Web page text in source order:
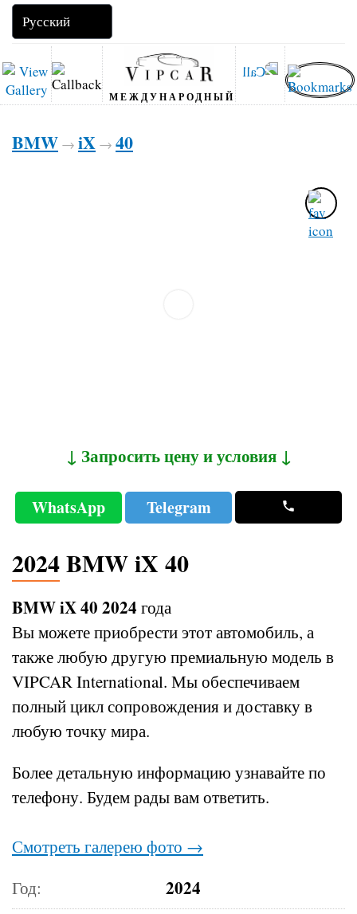
МЕЖДУНАРОДНЫЙ
BMW → iX → 40
↓ Запросить цену и условия ↓
WhatsApp Telegram
2024 BMW iX 40
BMW iX 40 2024 года
Вы можете приобрести этот автомобиль, а
также любую другую премиальную модель в
VIPCAR International. Мы обеспечиваем
полный цикл сопровождения и доставку в
любую точку мира.
Более детальную информацию узнавайте по
телефону. Будем рады вам ответить.
Смотреть галерею фото →
Год:
2024